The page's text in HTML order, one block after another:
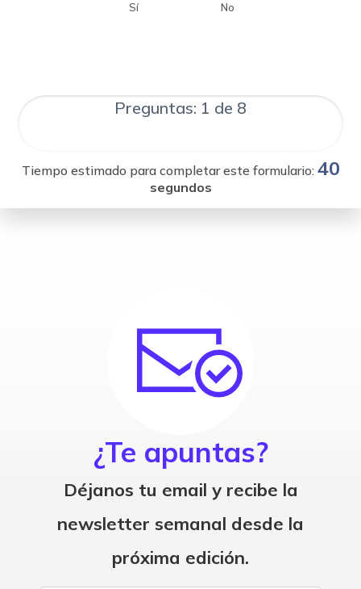
Sí No
Preguntas: 1 de 8
Tiempo estimado para completar este formulario: 40
segundos
¿Te apuntas?
Déjanos tu email y recibe la
newsletter semanal desde la
próxima edición.